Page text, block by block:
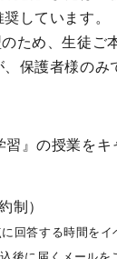
しています。
ため、生徒ご
、保護者様のみ
習』の授業を
制）
回答する時間をイ